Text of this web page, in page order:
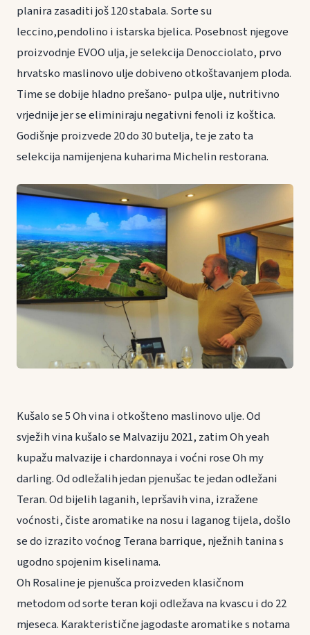
planira zasaditi još 120 stabala. Sorte su
leccino,pendolino i istarska bjelica. Posebnost njegove
proizvodnje EVOO ulja, je selekcija Denocciolato, prvo
hrvatsko maslinovo ulje dobiveno otkoštavanjem ploda.
Time se dobije hladno prešano- pulpa ulje, nutritivno
vrjednije jer se eliminiraju negativni fenoli iz koštica.
Godišnje proizvede 20 do 30 butelja, te je zato ta
selekcija namijenjena kuharima Michelin restorana.
Kušalo se 5 Oh vina i otkošteno maslinovo ulje. Od
svježih vina kušalo se Malvaziju 2021, zatim Oh yeah
kupažu malvazije i chardonnaya i voćni rose Oh my
darling. Od odležalih jedan pjenušac te jedan odležani
Teran. Od bijelih laganih, lepršavih vina, izražene
voćnosti, čiste aromatike na nosu i laganog tijela, došlo
se do izrazito voćnog Terana barrique, nježnih tanina s
ugodno spojenim kiselinama.
Oh Rosaline je pjenušca proizveden klasičnom
metodom od sorte teran koji odležava na kvascu i do 22
mjeseca. Karakteristične jagodaste aromatike s notama